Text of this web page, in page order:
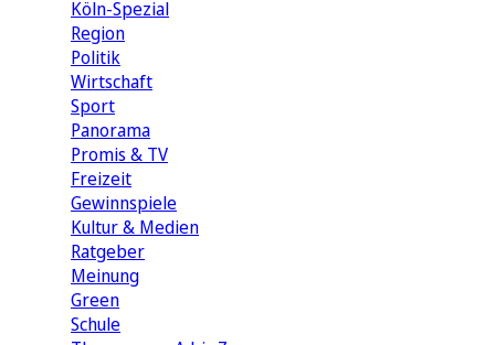
Köln-Spezial
Region
Politik
Wirtschaft
Sport
Panorama
Promis & TV
Freizeit
Gewinnspiele
Kultur & Medien
Ratgeber
Meinung
Green
Schule